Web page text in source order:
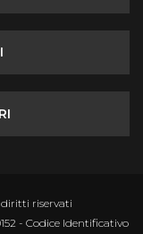
riservati
- Codice Identificativo